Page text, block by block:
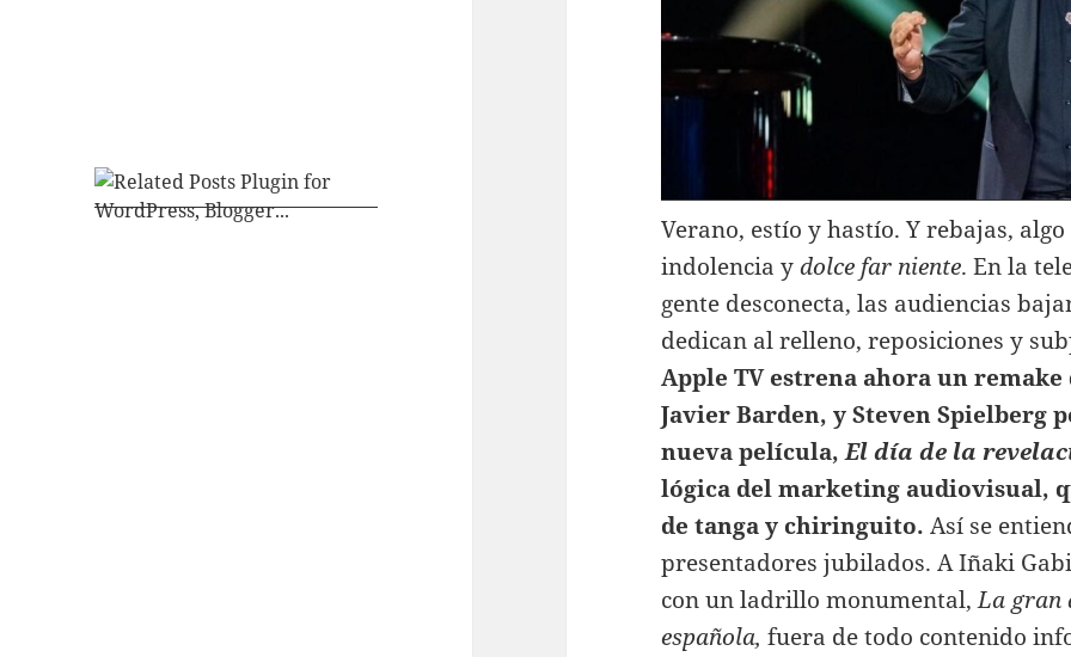
Verano, estío y hastío. Y rebajas,
indolencia ydolce far niente. En la
gente desconecta, las audiencias
dedican al relleno, reposiciones y
Apple TV estrena ahora un
Javier Barden, y Steven Spielberg
nueva película,El día de la
lógica del marketing audiovisual,
de tanga y chiringuito. Así se
presentadores jubilados. A Iñaki
con un ladrillo monumental,La gran
española,fuera de todo contenido